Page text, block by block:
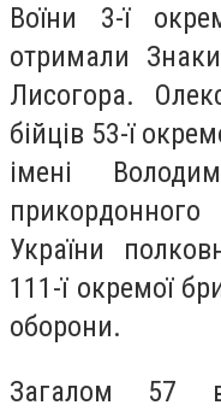
Воїни 3-ї
отримали
Лисогора.
бійців 53-ї
імені
України
111-ї окремої
оборони.
Загалом 57